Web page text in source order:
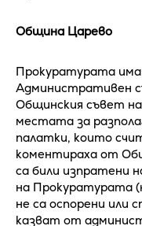
Община Царево
Прокуратурата има
Административен
Общинския съвет
местата за
палатки, които
коментираха от
са били изпратени
на Прокуратурата
не са оспорени или
казват от